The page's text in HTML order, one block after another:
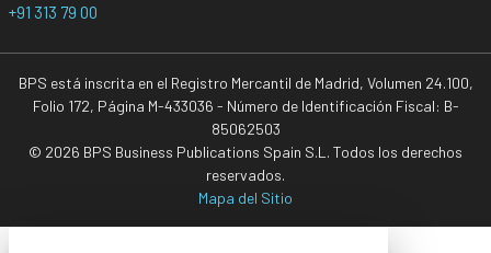
+91 313 79 00
BPS está inscrita en el Registro Mercantil de Madrid, Volumen 24.100,
Folio 172, Página M-433036 - Número de Identificación Fiscal: B-
85062503
© 2026 BPS Business Publications Spain S.L. Todos los derechos
reservados.
Mapa del Sitio